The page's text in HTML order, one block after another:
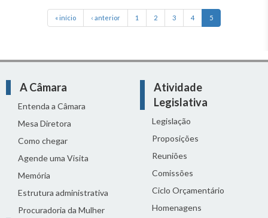
« início ‹ anterior 1 2 3 4 5
A Câmara
Entenda a Câmara
Mesa Diretora
Como chegar
Agende uma Visita
Memória
Estrutura administrativa
Procuradoria da Mulher
Atividade
Legislativa
Legislação
Proposições
Reuniões
Comissões
Ciclo Orçamentário
Homenagens